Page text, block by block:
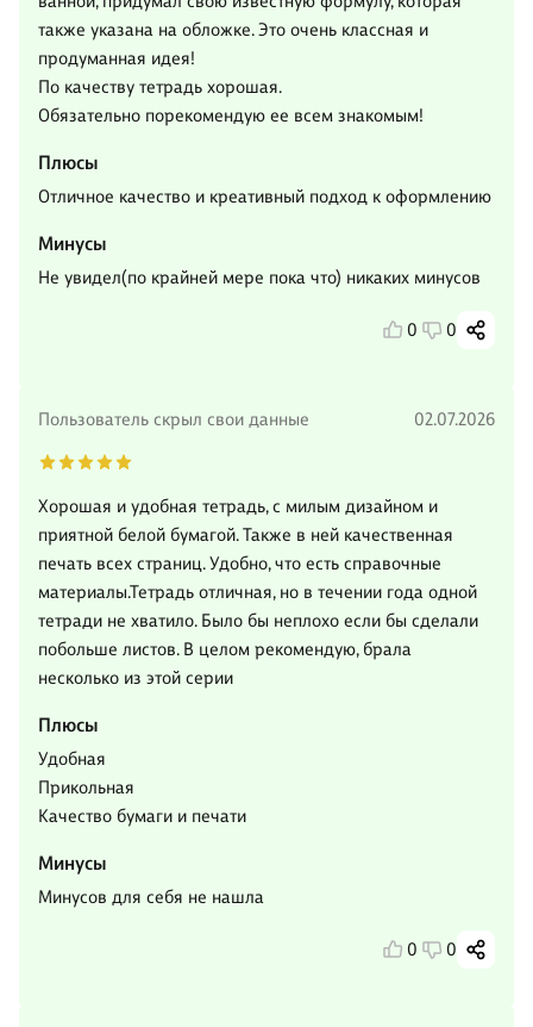
также указана на обложке. Это очень классная и
продуманная идея!
По качеству тетрадь хорошая.
Обязательно порекомендую ее всем знакомым!
Плюсы
Отличное качество и креативный подход к оформлению
Минусы
Не увидел(по крайней мере пока что) никаких минусов
0 0
Пользователь скрыл свои данные 02.07.2026
Хорошая и удобная тетрадь, с милым дизайном и
приятной белой бумагой. Также в ней качественная
печать всех страниц. Удобно, что есть справочные
материалы.Тетрадь отличная, но в течении года одной
тетради не хватило. Было бы неплохо если бы сделали
побольше листов. В целом рекомендую, брала
несколько из этой серии
Плюсы
Удобная
Прикольная
Качество бумаги и печати
Минусы
Минусов для себя не нашла
0 0